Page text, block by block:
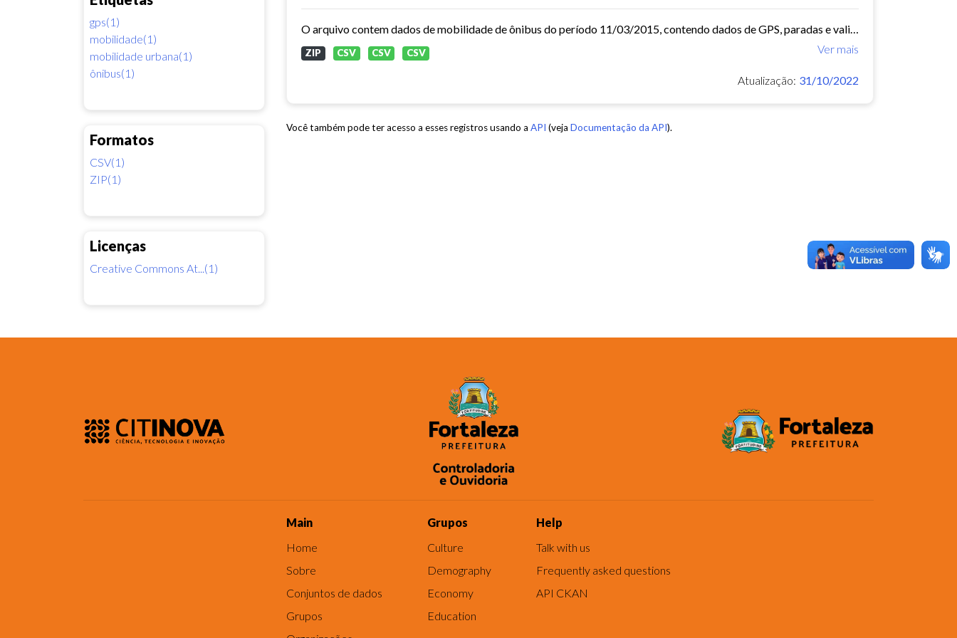
gps(1)
mobilidade(1)
mobilidade urbana(1)
ônibus(1)
Formatos
CSV(1)
ZIP(1)
Licenças
Creative Commons At...(1)
O arquivo contem dados de mobilidade de ônibus do período 11/03/2015, contendo dados de GPS, paradas e validação.
Ver mais
ZIP CSV CSV CSV
Atualização: 31/10/2022
Você também pode ter acesso a esses registros usando a API (veja Documentação da API).
Main
Home
Sobre
Conjuntos de dados
Grupos
Grupos
Culture
Demography
Economy
Education
Help
Talk with us
Frequently asked questions
API CKAN